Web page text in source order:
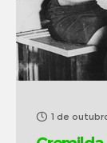
1 de